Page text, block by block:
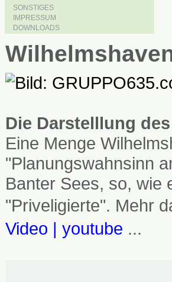
SONSTIGES
IMPRESSUM
DOWNLOADS
Die Darstelllung
Eine Menge
"Planungswahnsinn
Banter Sees, so, wie
"Priveligierte". Mehr
Video | youtube ...